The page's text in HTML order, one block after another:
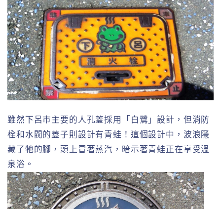
雖然下呂市主要的人孔蓋採用「白鷺」設計，但消防
栓和水閥的蓋子則設計有青蛙！這個設計中，波浪隱
藏了牠的腳，頭上冒著蒸汽，暗示著青蛙正在享受溫
泉浴。